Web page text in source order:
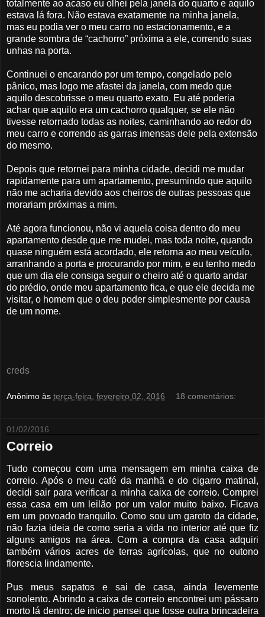
totalmente ao acaso eu olhei pela janela do quarto e aquilo
estava lá fora. Não estava exatamente na minha janela,
mas eu podia ver o meu carro no estacionamento, e a
grande sombra de “cachorro” próxima a ele, correndo suas
unhas na porta.
Continuei o encarando por um tempo, congelado pelo
pânico, mas logo me afastei da janela, com medo que
aquilo descobrisse o meu quarto exato. Eu até poderia
achar que aquilo era um cachorro qualquer, se ele não
tivesse retornado todas as noites, caminhando ao redor do
meu carro e correndo as garras imensas dele pela extensão
do mesmo.
Depois que retornei para minha cidade, decidi me mudar
rapidamente para um apartamento, presumindo que aquilo
não me acharia devido aos cheiros de outras pessoas que
morariam próximas a mim.
Até agora funcionou, não vi aquela coisa dentro do meu
apartamento desde que me mudei, mas toda noite, quando
quase ninguém está acordado, ele retorna ao meu veículo,
arranhando a porta e procurando por mim, e eu tenho medo
que um dia ele consiga seguir o cheiro até o quarto andar
do prédio, onde meu apartamento fica, e que ele decida me
visitar, o homem que o deu poder simplesmente por causa
de um nome.
creds
Anônimo às terça-feira, fevereiro 02, 2016 18 comentários:
01/02/2016
Correio
Tudo começou com uma mensagem em minha caixa de
correio. Após o meu café da manhã e do cigarro matinal,
decidi sair para verificar a minha caixa de correio. Comprei
essa casa em um leilão por um valor muito baixo. Ficava
em um povoado tranquilo. Como sou um garoto da cidade,
não fazia ideia de como seria a vida no interior até que fiz
alguns amigos na área. Com a compra da casa adquiri
também vários acres de terras agrícolas, que no outono
florescia lindamente.
Pus meus sapatos e sai de casa, ainda levemente
sonolento. Abrindo a caixa de correio encontrei um pássaro
morto lá dentro; de inicio pensei que fosse outra brincadeira